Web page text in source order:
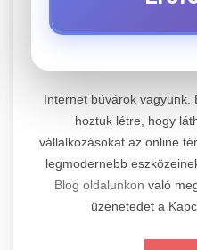
Professzionális
karbantartási
technikusaink
minden jelentős
📊 2.
Átfogó online
beleértve a SEO-t,
Internet búvárok vagyunk.
hoztuk létre, hogy
vállalkozásokat az online
legmodernebb
Blog oldalunkon való
üzenetedet a